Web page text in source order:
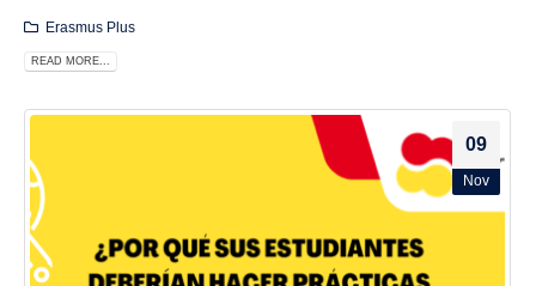
Erasmus Plus
READ MORE...
09
Nov